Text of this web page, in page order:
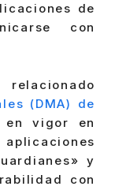
de
con
(DMA) de
vigor en
y
con